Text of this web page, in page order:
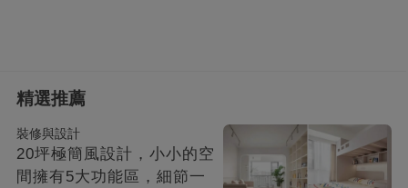
精選推薦
裝修與設計
20坪極簡風設計，小小的空
間擁有5大功能區，細節一